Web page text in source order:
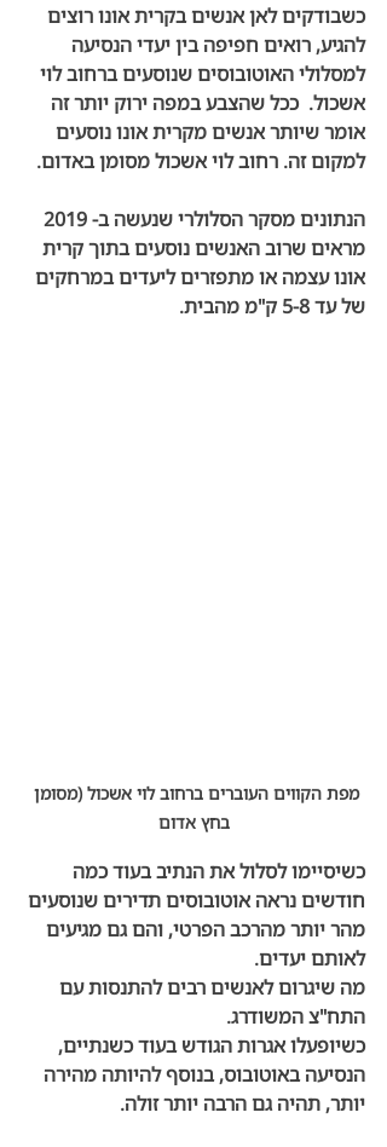
כשבודקים לאן אנשים בקרית אונו רוצים
להגיע, רואים חפיפה בין יעדי הנסיעה
למסלולי האוטובוסים שנוסעים ברחוב לוי
אשכול.  ככל שהצבע במפה ירוק יותר זה
אומר שיותר אנשים מקרית אונו נוסעים
למקום זה. רחוב לוי אשכול מסומן באדום.
מראים שרוב האנשים נוסעים בתוך קרית
אונו עצמה או מתפזרים ליעדים במרחקים
של עד 5-8 ק"מ מהבית.
מפת הקווים העוברים ברחוב לוי אשכול (מסומן
בחץ אדום
כשיסיימו לסלול את הנתיב בעוד כמה
חודשים נראה אוטובוסים תדירים שנוסעים
מהר יותר מהרכב הפרטי, והם גם מגיעים
לאותם יעדים.
מה שיגרום לאנשים רבים להתנסות עם
התח"צ המשודרג.
כשיופעלו אגרות הגודש בעוד כשנתיים,
הנסיעה באוטובוס, בנוסף להיותה מהירה
יותר, תהיה גם הרבה יותר זולה.